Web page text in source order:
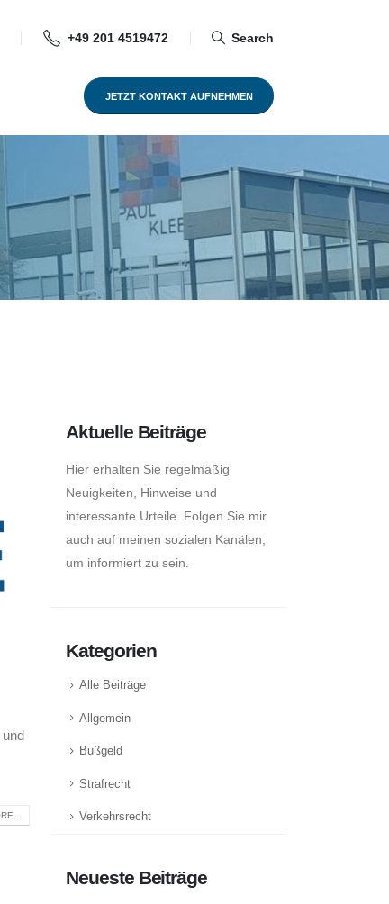
+49 201 4519472 Search
JETZT KONTAKT AUFNEHMEN
Aktuelle Beiträge
Hier erhalten Sie regelmäßig
Neuigkeiten, Hinweise und
interessante Urteile. Folgen Sie mir
auch auf meinen sozialen Kanälen,
um informiert zu sein.
Kategorien
Alle Beiträge
Allgemein
Bußgeld
Strafrecht
Verkehrsrecht
Neueste Beiträge